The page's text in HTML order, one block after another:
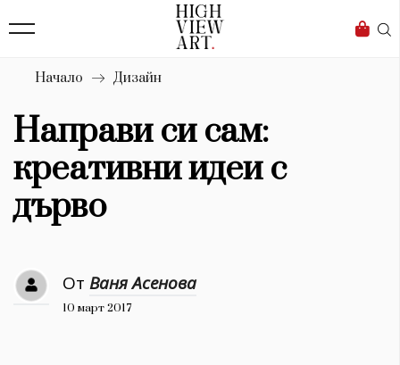
Бизнес
Мода
Dialogue
Изкуство
4340
Красота
Дизайн
Начало Дизайн
Направи си сам:
креативни идеи с
дърво
От Ваня Асенова
10 март 2017